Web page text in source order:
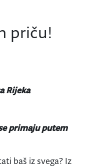
priču!
Rijeka
primaju putem
baš iz svega? Iz